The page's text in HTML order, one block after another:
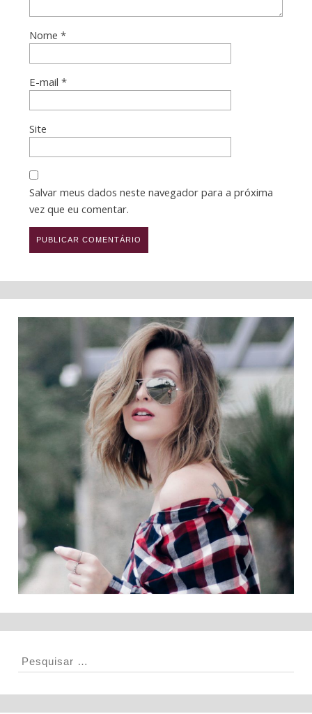
Nome *
E-mail *
Site
Salvar meus dados neste navegador para a próxima
vez que eu comentar.